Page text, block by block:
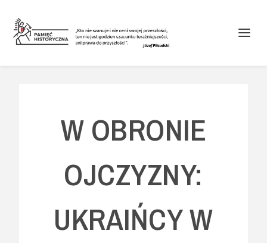
W OBRONIE
OJCZYZNY:
UKRAIŃCY W